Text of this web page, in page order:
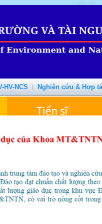
HV-NCS Nghiên cứu & Hợp